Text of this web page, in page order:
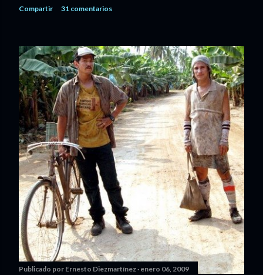
Compartir 31 comentarios
Publicado por Ernesto Diezmartínez enero 06, 2009